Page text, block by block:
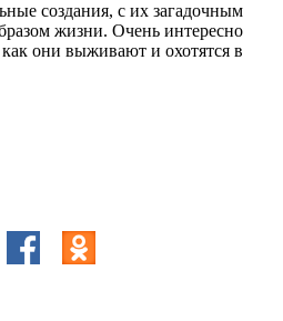
создания, с их загадочным
жизни. Очень интересно
они выживают и охотятся в